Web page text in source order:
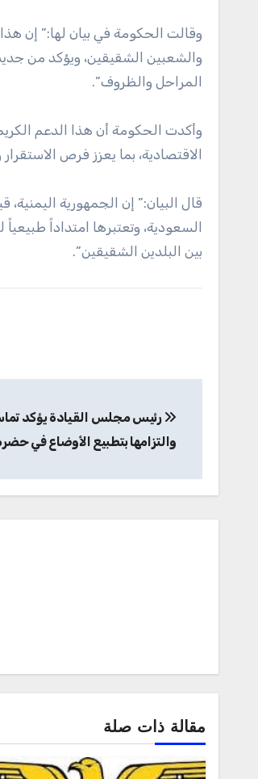
وقالت الحكومة في بيان لها:” إن
والشعبين الشقيقين، ويؤكد من
المراحل والظروف”.
وأكدت الحكومة أن هذا الدعم
الاقتصادية، بما يعزز فرص
قال البيان:” إن الجمهورية
السعودية، وتعتبرها امتداداً
بين البلدين الشقيقين”.
المقالات
رئيس مجلس القيادة يؤكد
والتزامها بتطبيع الأوضاع في
مقالة ذات صلة